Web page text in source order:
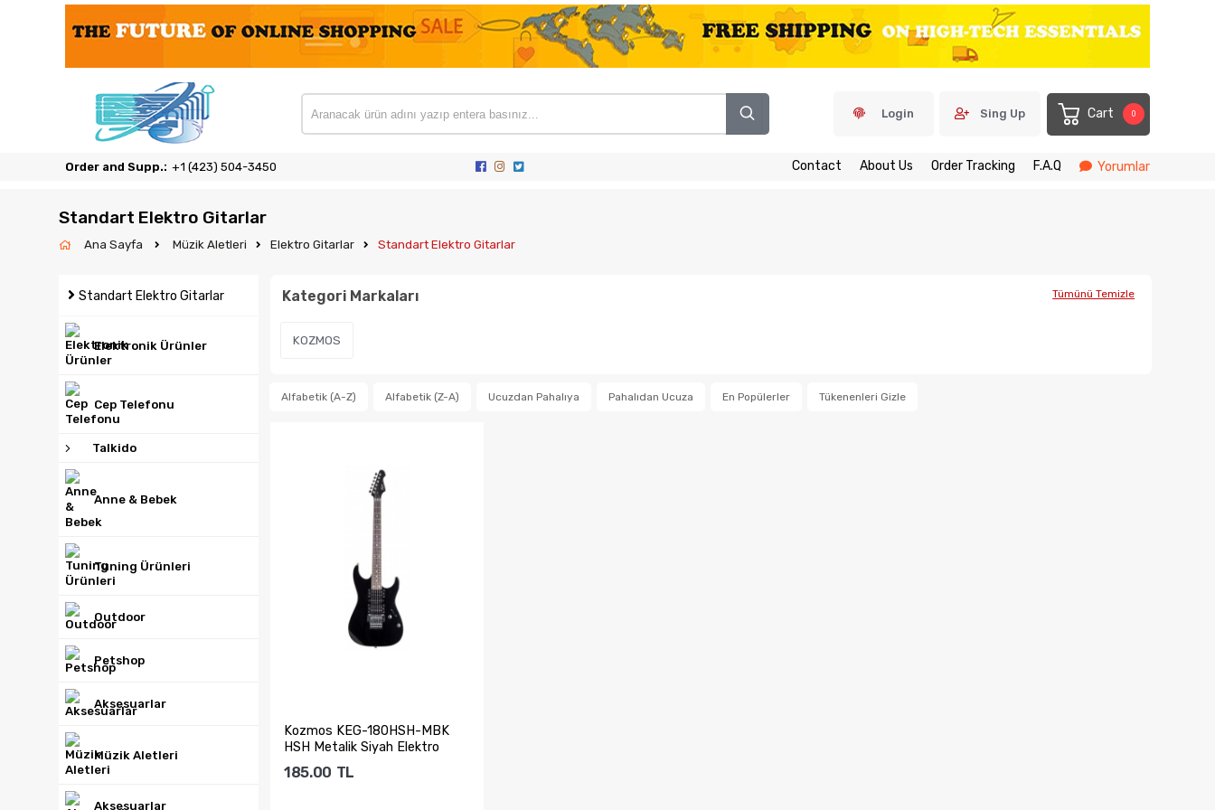
Login Sing Up Cart 0
Order and Supp.: ‎+1 (423) 504-3450 Contact About Us Order Tracking F.A.Q Yorumlar
Standart Elektro Gitarlar
Ana Sayfa Müzik Aletleri Elektro Gitarlar Standart Elektro Gitarlar
Standart Elektro Gitarlar
Elektronik Ürünler
Cep Telefonu
Talkido
Anne & Bebek
Tuning Ürünleri
Outdoor
Petshop
Aksesuarlar
Müzik Aletleri
Aksesuarlar
Kategori Markaları Tümünü Temizle
KOZMOS
Alfabetik (A-Z) Alfabetik (Z-A) Ucuzdan Pahalıya Pahalıdan Ucuza En Popülerler Tükenenleri Gizle
Kozmos KEG-180HSH-MBK
HSH Metalik Siyah Elektro
Gitar
185.00 TL